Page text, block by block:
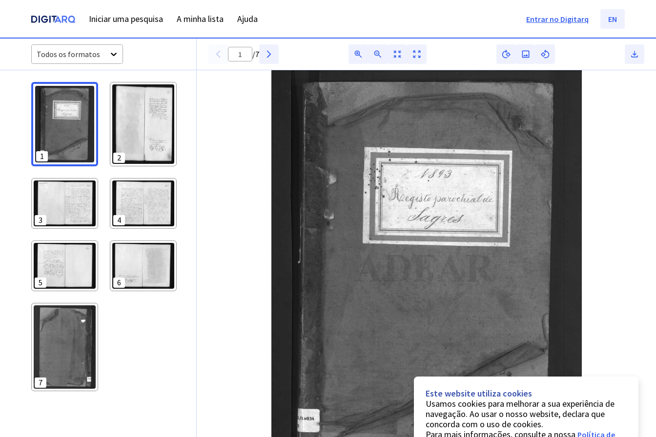
Iniciar uma pesquisa A minha lista Ajuda Entrar no Digitarq EN
Todos os formatos
1 2
3 4
5 6
7
/7
Este website utiliza cookies
Usamos cookies para melhorar a sua experiência de
navegação. Ao usar o nosso website, declara que
concorda com o uso de cookies.
Para mais informações, consulte a nossa Política de